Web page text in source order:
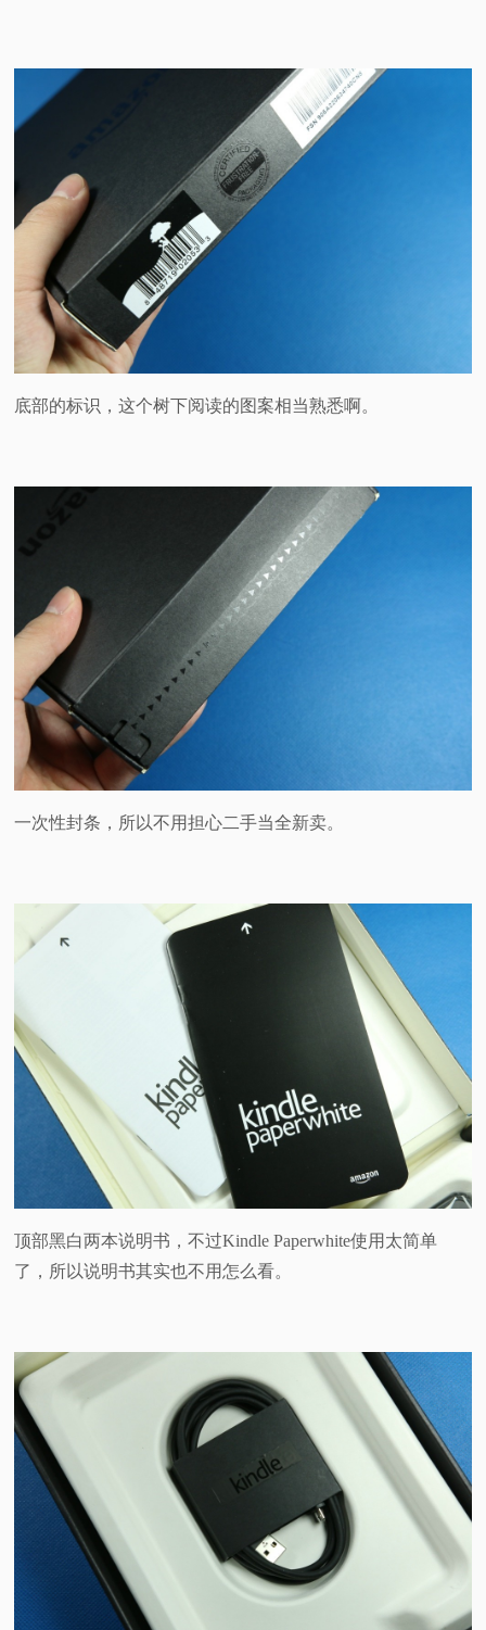
底部的标识，这个树下阅读的图案相当熟悉啊。
一次性封条，所以不用担心二手当全新卖。
顶部黑白两本说明书，不过Kindle Paperwhite使用太简单
了，所以说明书其实也不用怎么看。